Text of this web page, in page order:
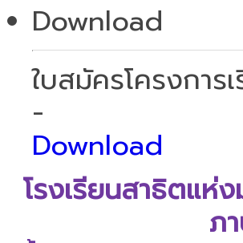
Download
ใบสมัครโครงการ
-
Download
โรงเรียนสาธิตแห่
ภ